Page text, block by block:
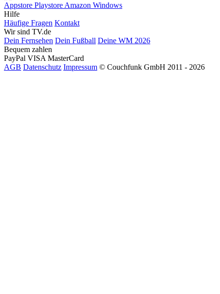
Appstore Playstore Amazon Windows
Hilfe
Häufige Fragen Kontakt
Wir sind TV.de
Dein Fernsehen Dein Fußball Deine WM 2026
Bequem zahlen
PayPal VISA MasterCard
AGB Datenschutz Impressum © Couchfunk GmbH 2011 - 2026